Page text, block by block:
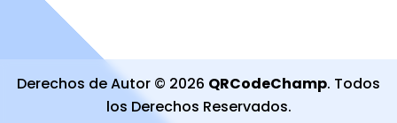
Derechos de Autor © 2026 QRCodeChamp. Todos
los Derechos Reservados.